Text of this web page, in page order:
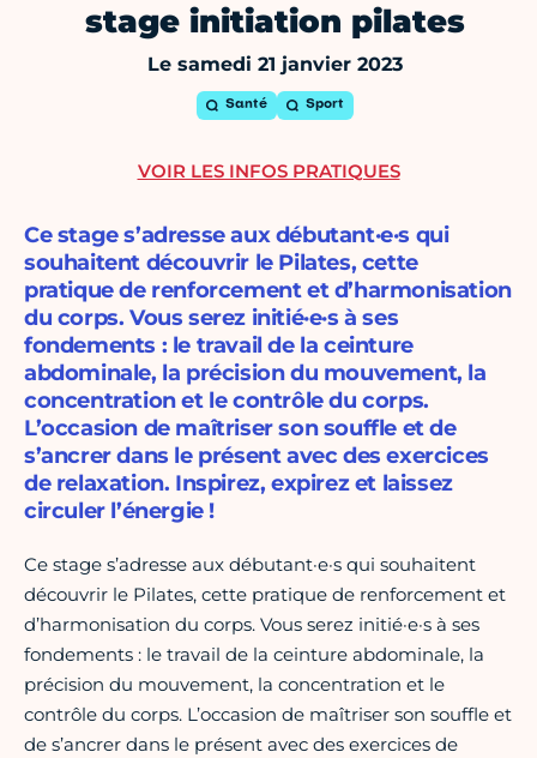
stage initiation pilates
Le samedi 21 janvier 2023
Santé Sport
Ce stage s’adresse aux débutant·e·s qui
souhaitent découvrir le Pilates, cette
pratique de renforcement et d’harmonisation
du corps. Vous serez initié·e·s à ses
fondements : le travail de la ceinture
abdominale, la précision du mouvement, la
concentration et le contrôle du corps.
L’occasion de maîtriser son souffle et de
s’ancrer dans le présent avec des exercices
de relaxation. Inspirez, expirez et laissez
circuler l’énergie !
Ce stage s’adresse aux débutant·e·s qui souhaitent
découvrir le Pilates, cette pratique de renforcement et
d’harmonisation du corps. Vous serez initié·e·s à ses
fondements : le travail de la ceinture abdominale, la
précision du mouvement, la concentration et le
contrôle du corps. L’occasion de maîtriser son souffle et
de s’ancrer dans le présent avec des exercices de
VOIR LES INFOS PRATIQUES